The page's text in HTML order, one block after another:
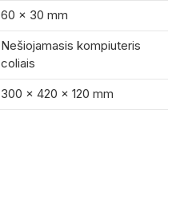
60 x 30 mm
Nešiojamasis kompiuteris
coliais
300 x 420 x 120 mm